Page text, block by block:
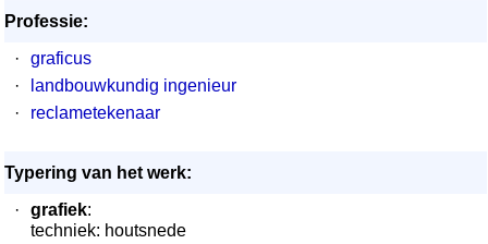
Professie:
·
graficus
·
landbouwkundig ingenieur
·
reclametekenaar
Typering van het werk:
·
grafiek:
techniek: houtsnede